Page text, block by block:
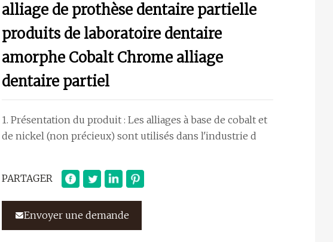
alliage de prothèse dentaire partielle
produits de laboratoire dentaire
amorphe Cobalt Chrome alliage
dentaire partiel
1. Présentation du produit : Les alliages à base de cobalt et
de nickel (non précieux) sont utilisés dans l'industrie d
PARTAGER
Envoyer une demande